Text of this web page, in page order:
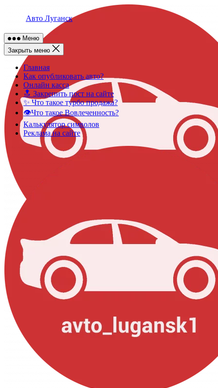
Авто Луганск
Меню
Закрыть меню
Главная
Как опубликовать авто?
Онлайн касса
🔝 Закрепить пост на сайте
✨ Что такое турбо продажа?
👁️Что такое Вовлеченность?
Калькулятор символов
Реклама на сайте